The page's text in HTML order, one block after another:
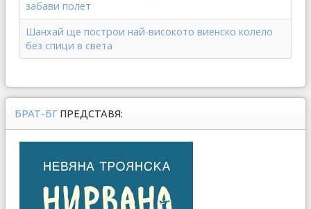
забави полет
Шанхай ще построи най-високото виенско колело
без спици в света
БРАТ-БГ ПРЕДСТАВЯ: